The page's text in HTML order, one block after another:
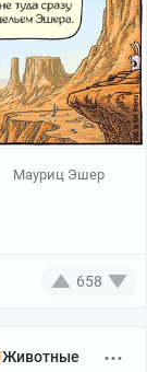
Мауриц Эшер
658
Животные